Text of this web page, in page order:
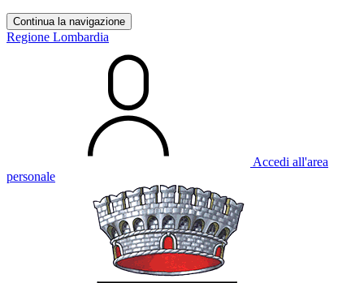
Continua la navigazione
Regione Lombardia
Accedi all'area
personale